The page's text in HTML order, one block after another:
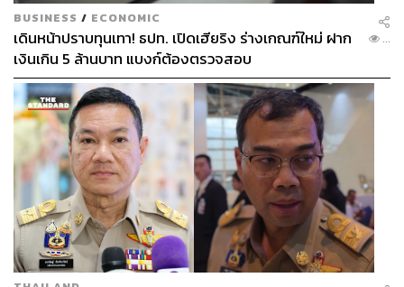
2 ชั้นกรรมาธิการ และวาระที่ 3 ชั้นให้ความเห็นชอบกับร่าง
พ.ร.บ. ฉบับนี้หรือไม่ ก่อนที่จะส่งไปให้วุฒิสภาพิจารณาต่อ
โดยการทำตามลำดับขั้นตอนนี้ แม้ในที่ประชุมรัฐสภาจะมีมติ
เห็นชอบหรือไม่เห็นชอบกับการตั้งกรรมาธิการเต็มสภา หรือ
การพิจารณา 3 วาระในคราวเดียวกัน อาจจะต้องขอมติ
เพราะมีสมาชิกไม่เห็นด้วยที่จะพิจารณา 3 วาระ ให้เป็นไป
ตามกระบวนการปกติ และควรจะพิจารณา 3 วาระ ซึ่งต้องขอ
ความเห็นว่าจะพิจารณาโดยอาศัยกรรมาธิการเต็มสภา ให้
สมาชิกทุกคนเป็นหรือไม่ หากเห็นชอบจะพิจารณาในชั้น
กรรมาธิการเต็มสภา
ดังนั้น ต้องขอความเห็นว่าเห็นชอบกับการพิจารณา โดยตั้ง
BUSINESS / ECONOMIC
เดินหน้าปราบทุนเทา! ธปท. เปิดเฮียริง ร่างเกณฑ์ใหม่ ฝาก
เงินเกิน 5 ล้านบาท แบงก์ต้องตรวจสอบ
...